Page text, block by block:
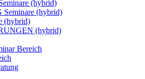
(hybrid)
(hybrid)
(hybrid)
(hybrid)
Bereich